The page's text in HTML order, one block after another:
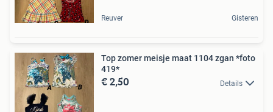
Reuver Gisteren
Top zomer meisje maat 1104 zgan *foto
419*
€ 2,50 Details